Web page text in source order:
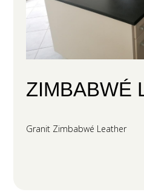
ZIMBABWÉ
Granit Zimbabwé Leather